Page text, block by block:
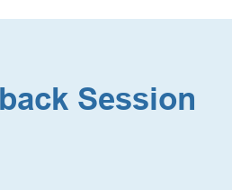
Session